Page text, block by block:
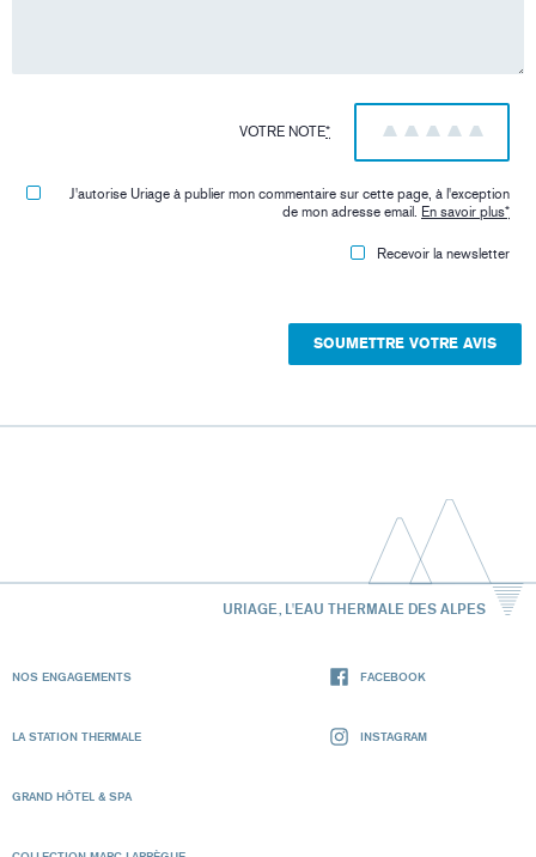
VOTRE NOTE* 5
4
3
2
1
J'autorise Uriage à publier mon commentaire sur cette page, à l'exception
de mon adresse email. En savoir plus*
Recevoir la newsletter
URIAGE, L'EAU THERMALE DES ALPES
NOS ENGAGEMENTS
LA STATION THERMALE
GRAND HÔTEL & SPA
FACEBOOK
INSTAGRAM